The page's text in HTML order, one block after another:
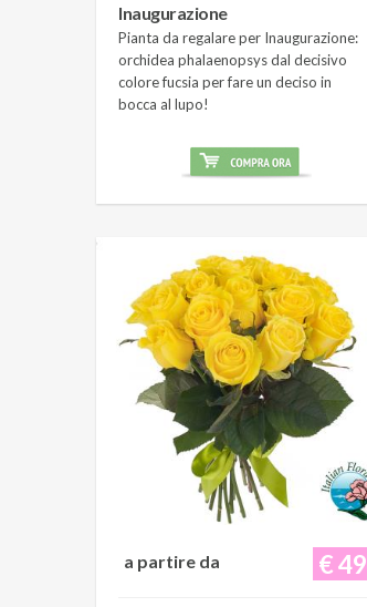
Inaugurazione
Pianta da regalare per Inaugurazione:
orchidea phalaenopsys dal decisivo
colore fucsia per fare un deciso in
bocca al lupo!
€ 49
a partire da